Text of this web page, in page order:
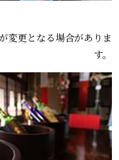
変更となる場合がありま
す。